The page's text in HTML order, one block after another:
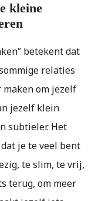
kleine
betekent dat
relaties
om jezelf
jezelf klein
subtieler. Het
je te veel bent
te slim, te vrij,
terug, om meer